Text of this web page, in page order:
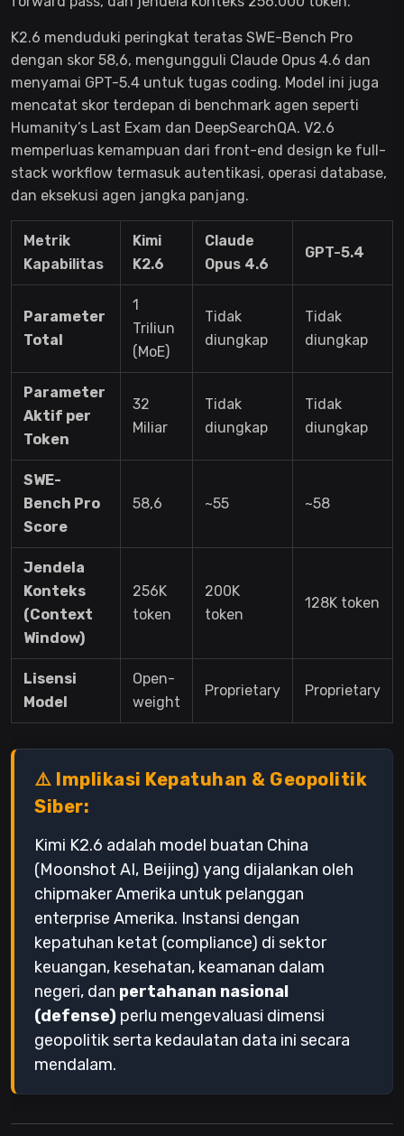
K2.6 menduduki peringkat teratas SWE-Bench Pro
dengan skor 58,6, mengungguli Claude Opus 4.6 dan
menyamai GPT-5.4 untuk tugas coding. Model ini juga
mencatat skor terdepan di benchmark agen seperti
Humanity’s Last Exam dan DeepSearchQA. V2.6
memperluas kemampuan dari front-end design ke full-
stack workflow termasuk autentikasi, operasi database,
dan eksekusi agen jangka panjang.
Metrik
Kapabilitas
Kimi
K2.6
Claude
Opus 4.6
GPT-5.4
Parameter
Total
1
Triliun
(MoE)
Tidak
diungkap
Tidak
diungkap
Parameter
Aktif per
Token
32
Miliar
Tidak
diungkap
Tidak
diungkap
SWE-
Bench Pro
Score
58,6 ~55 ~58
Jendela
Konteks
(Context
Window)
256K
token
200K
token
128K token
Lisensi
Model
Open-
weight
Proprietary Proprietary
⚠️ Implikasi Kepatuhan & Geopolitik
Siber:
Kimi K2.6 adalah model buatan China
(Moonshot AI, Beijing) yang dijalankan oleh
chipmaker Amerika untuk pelanggan
enterprise Amerika. Instansi dengan
kepatuhan ketat (compliance) di sektor
keuangan, kesehatan, keamanan dalam
negeri, dan pertahanan nasional
(defense) perlu mengevaluasi dimensi
geopolitik serta kedaulatan data ini secara
mendalam.